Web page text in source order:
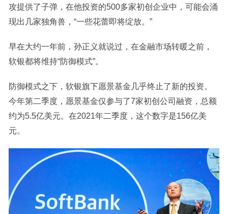
攻提供了子弹，在他投资的500多家初创企业中，可能会涌
现出几家独角兽，“一些花蕾即将绽放。”
早在大约一年前，孙正义就说过，在金融市场转暖之前，
软银都将维持“防御模式”。
防御模式之下，软银旗下愿景基金几乎终止了新的投资。
今年第二季度，愿景基金仅参与了7家初创公司融资，总额
约为5.5亿美元。在2021年二季度，这个数字是156亿美
元。